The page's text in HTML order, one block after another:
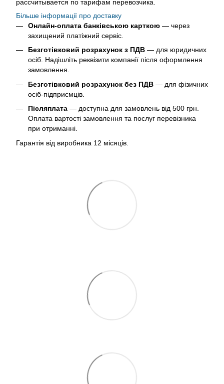
рассчитывается по тарифам перевозчика.
Більше інформації про доставку
Онлайн-оплата банківською карткою — через
захищений платіжний сервіс.
Безготівковий розрахунок з ПДВ — для юридичних
осіб. Надішліть реквізити компанії після оформлення
замовлення.
Безготівковий розрахунок без ПДВ — для фізичних
осіб-підприємців.
Післяплата — доступна для замовлень від 500 грн.
Оплата вартості замовлення та послуг перевізника
при отриманні.
Гарантія від виробника 12 місяців.